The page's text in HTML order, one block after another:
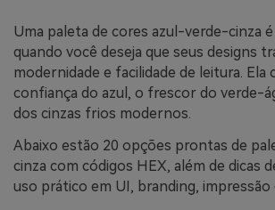
Uma paleta de cores azul-verde-cinza é
quando você deseja que seus designs
modernidade e facilidade de leitura. Ela
confiança do azul, o frescor do verde-
dos cinzas frios modernos.
Abaixo estão 20 opções prontas de
cinza com códigos HEX, além de dicas
uso prático em UI, branding, impressão